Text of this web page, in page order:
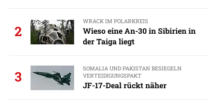
2
WRACK IM POLARKREIS
Wieso eine An-30 in Sibirien in
der Taiga liegt
3
SOMALIA UND PAKISTAN BESIEGELN
VERTEIDIGUNGSPAKT
JF-17-Deal rückt näher